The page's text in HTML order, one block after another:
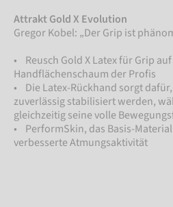
Attrakt Gold X Evolution
Gregor Kobel: „Der Grip ist
• Reusch Gold X Latex für Grip
Handflächenschaum der Profis
• Die Latex-Rückhand sorgt
zuverlässig stabilisiert werden,
gleichzeitig seine volle
• PerformSkin, das Basis-
verbesserte Atmungsaktivität